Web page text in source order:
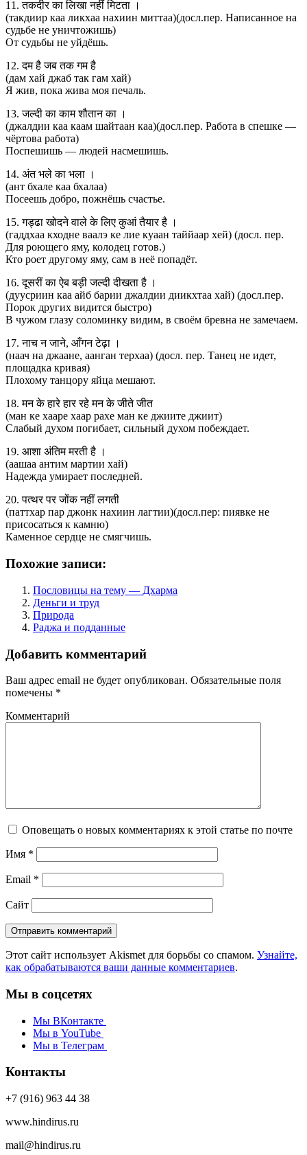
11. तकदीर का लिखा नहीं मिटता ।
(такдиир каа ликхаа нахиин миттаа)(досл.пер. Написанное на
судьбе не уничтожишь)
От судьбы не уйдёшь.
12. दम है जब तक गम है
(дам хай джаб так гам хай)
Я жив, пока жива моя печаль.
13. जल्दी का काम शौतान का ।
(джалдии каа каам шайтаан каа)(досл.пер. Работа в спешке —
чёртова работа)
Поспешишь — людей насмешишь.
14. अंत भले का भला ।
(ант бхале каа бхалаа)
Посеешь добро, пожнёшь счастье.
15. गड्ढा खोदने वाले के लिए कुआं तैयार है ।
(гаддхаа кходне ваалэ ке лие куаан таййаар хей) (досл. пер.
Для роющего яму, колодец готов.)
Кто роет другому яму, сам в неё попадёт.
16. दूसरीं का ऐब बड़ी जल्दी दीखता है ।
(дуусриин каа айб барии джалдии диикхтаа хай) (досл.пер.
Порок других видится быстро)
В чужом глазу соломинку видим, в своём бревна не замечаем.
17. नाच न जाने, आँगन टेढ़ा ।
(наач на джаане, аанган терхаа) (досл. пер. Танец не идет,
площадка кривая)
Плохому танцору яйца мешают.
18. मन के हारे हार रहे मन के जीते जीत
(ман ке хааре хаар рахе ман ке джиите джиит)
Слабый духом погибает, сильный духом побеждает.
19. आशा अंतिम मरती है ।
(аашаа антим мартии хай)
Надежда умирает последней.
20. पत्थर पर जोंक नहीं लगती
(паттхар пар джонк нахиин лагтии)(досл.пер: пиявке не
присосаться к камню)
Каменное сердце не смягчишь.
Похожие записи:
Пословицы на тему — Дхарма
Деньги и труд
Природа
Раджа и подданные
Добавить комментарий
Ваш адрес email не будет опубликован. Обязательные поля
помечены *
Комментарий
Оповещать о новых комментариях к этой статье по почте
Имя *
Email *
Сайт
Этот сайт использует Akismet для борьбы со спамом. Узнайте,
как обрабатываются ваши данные комментариев.
Мы в соцсетях
Мы ВКонтакте
Мы в YouTube
Мы в Телеграм
Контакты
+7 (916) 963 44 38
www.hindirus.ru
mail@hindirus.ru